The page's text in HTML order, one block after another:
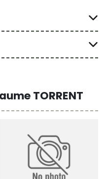
TORRENT